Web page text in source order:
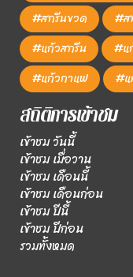
#สกรีนขวด
#ส
#แก้วสกรีน
#แ
#แก้วกาแฟ
#แ
สถิติการเข้าชม
เข้าชม วันนี้
เข้าชม เมื่อวาน
เข้าชม เดือนนี้
เข้าชม เดือนก่อน
เข้าชม ปีนี้
เข้าชม ปีก่อน
รวมทั้งหมด